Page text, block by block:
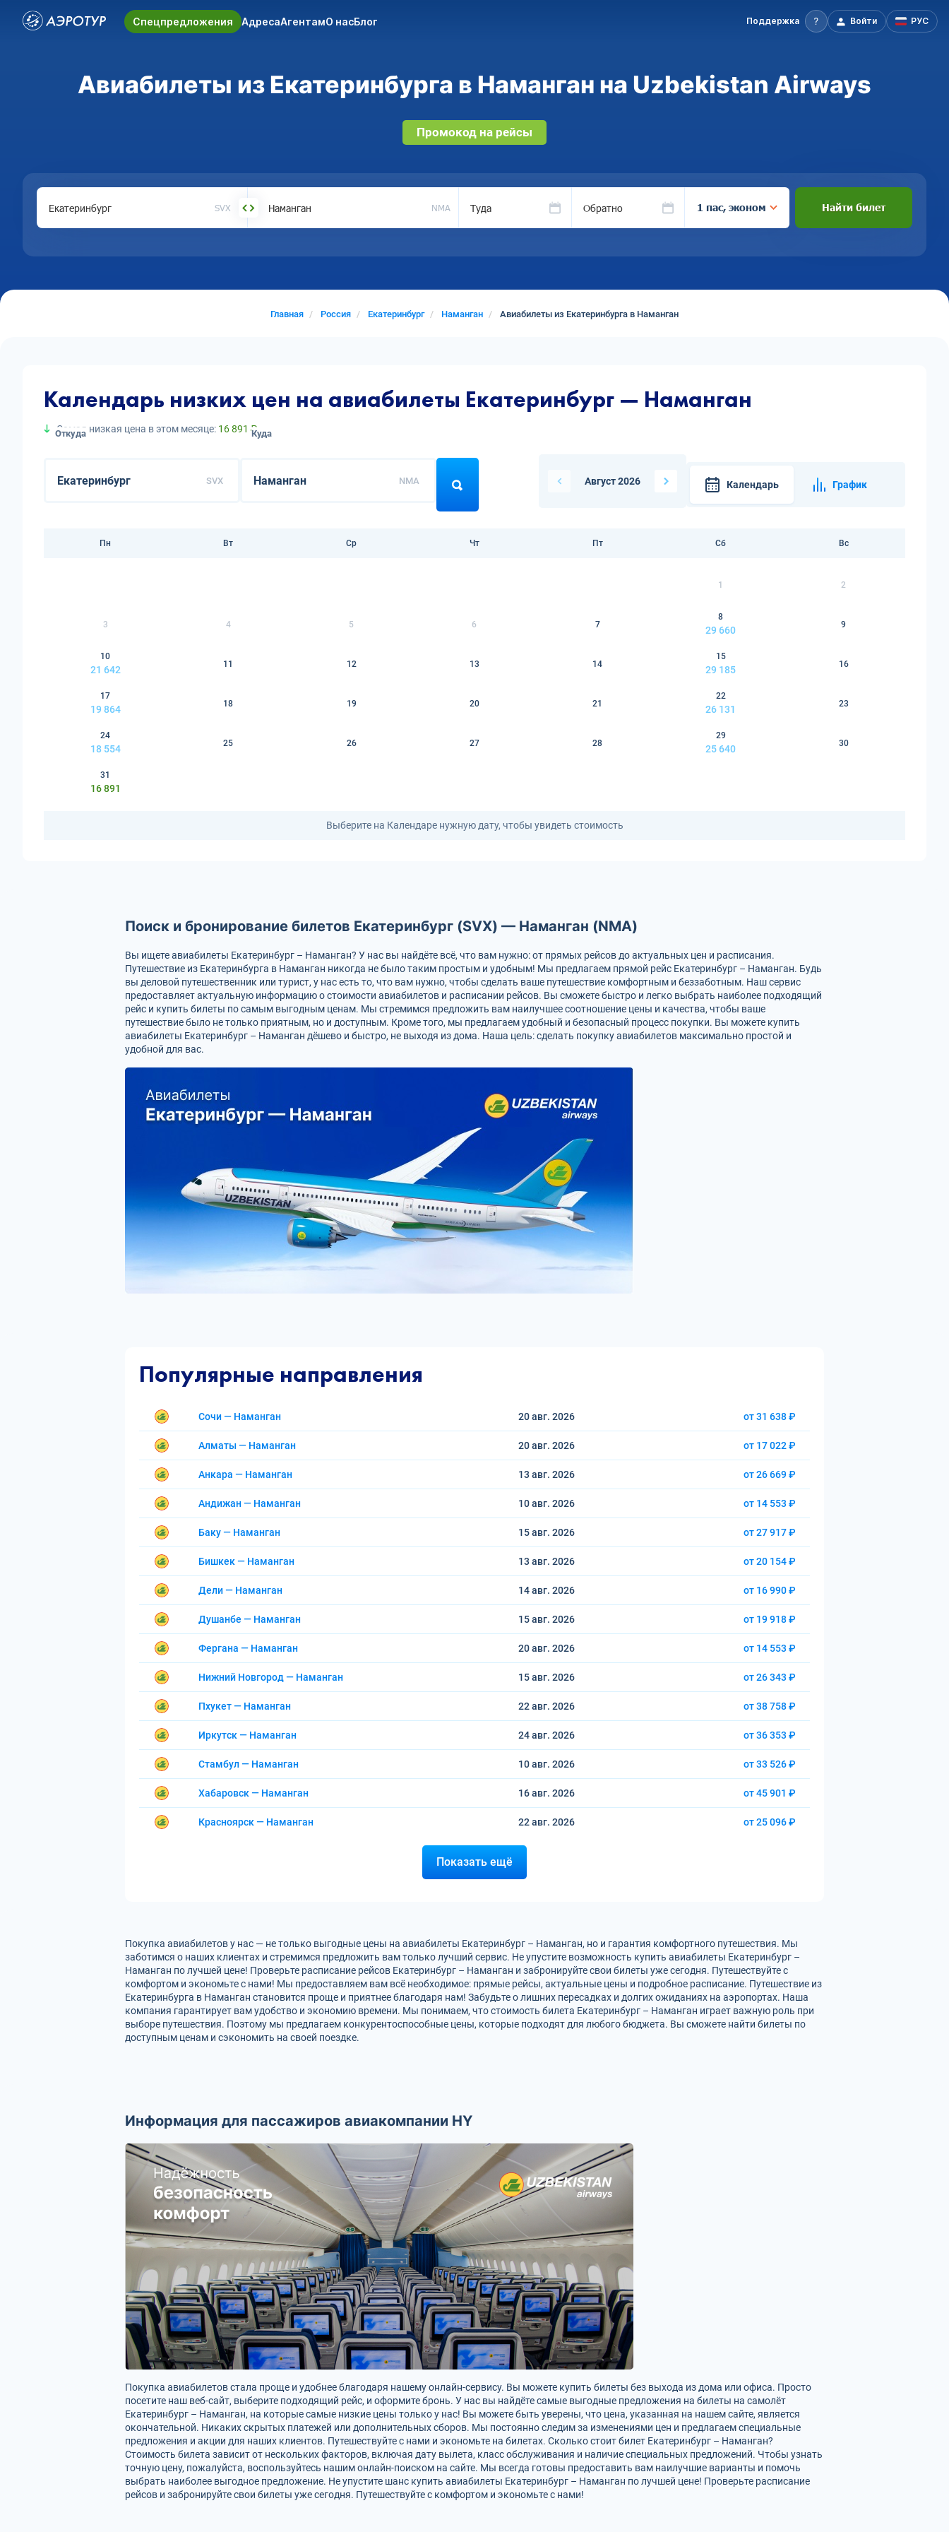
Спецпредложения АдресаАгентамО насБлог Поддержка Войти РУС
Авиабилеты из Екатеринбурга в Наманган на Uzbekistan Airways
Промокод на рейсы
SVX NMA Туда Обратно 1 пас, эконом Найти билет
Главная Россия Екатеринбург Наманган Авиабилеты из Екатеринбурга в Наманган
Календарь низких цен на авиабилеты Екатеринбург — Наманган
Самая низкая цена в этом месяце: 16 891 ₽
Откуда
SVX
Куда
NMA Август 2026 Календарь График
Пн Вт Ср Чт Пт Сб Вс
1 2
3 4 5 6 7
8
29 660
9
10
21 642
11 12 13 14
15
29 185
16
17
19 864
18 19 20 21
22
26 131
23
24
18 554
25 26 27 28
29
25 640
30
31
16 891
Выберите на Календаре нужную дату, чтобы увидеть стоимость
Поиск и бронирование билетов Екатеринбург (SVX) — Наманган (NMA)
Вы ищете авиабилеты Екатеринбург – Наманган? У нас вы найдёте всё, что вам нужно: от прямых рейсов до актуальных цен и расписания.
Путешествие из Екатеринбурга в Наманган никогда не было таким простым и удобным! Мы предлагаем прямой рейс Екатеринбург – Наманган. Будь
вы деловой путешественник или турист, у нас есть то, что вам нужно, чтобы сделать ваше путешествие комфортным и беззаботным. Наш сервис
предоставляет актуальную информацию о стоимости авиабилетов и расписании рейсов. Вы сможете быстро и легко выбрать наиболее подходящий
рейс и купить билеты по самым выгодным ценам. Мы стремимся предложить вам наилучшее соотношение цены и качества, чтобы ваше
путешествие было не только приятным, но и доступным. Кроме того, мы предлагаем удобный и безопасный процесс покупки. Вы можете купить
авиабилеты Екатеринбург – Наманган дёшево и быстро, не выходя из дома. Наша цель: сделать покупку авиабилетов максимально простой и
удобной для вас.
Популярные направления
Сочи — Наманган 20 авг. 2026 от 31 638 ₽
Алматы — Наманган 20 авг. 2026 от 17 022 ₽
Анкара — Наманган 13 авг. 2026 от 26 669 ₽
Андижан — Наманган 10 авг. 2026 от 14 553 ₽
Баку — Наманган 15 авг. 2026 от 27 917 ₽
Бишкек — Наманган 13 авг. 2026 от 20 154 ₽
Дели — Наманган 14 авг. 2026 от 16 990 ₽
Душанбе — Наманган 15 авг. 2026 от 19 918 ₽
Фергана — Наманган 20 авг. 2026 от 14 553 ₽
Нижний Новгород — Наманган 15 авг. 2026 от 26 343 ₽
Пхукет — Наманган 22 авг. 2026 от 38 758 ₽
Иркутск — Наманган 24 авг. 2026 от 36 353 ₽
Стамбул — Наманган 10 авг. 2026 от 33 526 ₽
Хабаровск — Наманган 16 авг. 2026 от 45 901 ₽
Красноярск — Наманган 22 авг. 2026 от 25 096 ₽
Показать ещё
Покупка авиабилетов у нас — не только выгодные цены на авиабилеты Екатеринбург – Наманган, но и гарантия комфортного путешествия. Мы
заботимся о наших клиентах и стремимся предложить вам только лучший сервис. Не упустите возможность купить авиабилеты Екатеринбург –
Наманган по лучшей цене! Проверьте расписание рейсов Екатеринбург – Наманган и забронируйте свои билеты уже сегодня. Путешествуйте с
комфортом и экономьте с нами! Мы предоставляем вам всё необходимое: прямые рейсы, актуальные цены и подробное расписание. Путешествие из
Екатеринбурга в Наманган становится проще и приятнее благодаря нам! Забудьте о лишних пересадках и долгих ожиданиях на аэропортах. Наша
компания гарантирует вам удобство и экономию времени. Мы понимаем, что стоимость билета Екатеринбург – Наманган играет важную роль при
выборе путешествия. Поэтому мы предлагаем конкурентоспособные цены, которые подходят для любого бюджета. Вы сможете найти билеты по
доступным ценам и сэкономить на своей поездке.
Информация для пассажиров авиакомпании HY
Покупка авиабилетов стала проще и удобнее благодаря нашему онлайн-сервису. Вы можете купить билеты без выхода из дома или офиса. Просто
посетите наш веб-сайт, выберите подходящий рейс, и оформите бронь. У нас вы найдёте самые выгодные предложения на билеты на самолёт
Екатеринбург – Наманган, на которые самые низкие цены только у нас! Вы можете быть уверены, что цена, указанная на нашем сайте, является
окончательной. Никаких скрытых платежей или дополнительных сборов. Мы постоянно следим за изменениями цен и предлагаем специальные
предложения и акции для наших клиентов. Путешествуйте с нами и экономьте на билетах. Сколько стоит билет Екатеринбург – Наманган?
Стоимость билета зависит от нескольких факторов, включая дату вылета, класс обслуживания и наличие специальных предложений. Чтобы узнать
точную цену, пожалуйста, воспользуйтесь нашим онлайн-поиском на сайте. Мы всегда готовы предоставить вам наилучшие варианты и помочь
выбрать наиболее выгодное предложение. Не упустите шанс купить авиабилеты Екатеринбург – Наманган по лучшей цене! Проверьте расписание
рейсов и забронируйте свои билеты уже сегодня. Путешествуйте с комфортом и экономьте с нами!